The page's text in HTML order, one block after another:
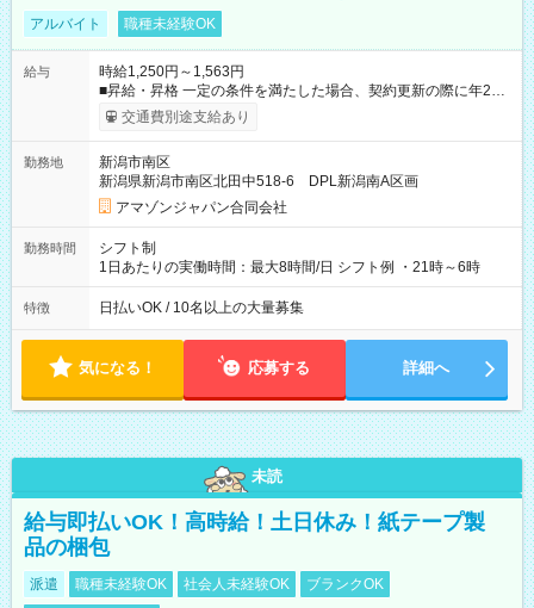
アルバイト 職種未経験OK
給与
時給1,250円～1,563円
■昇給・昇格 一定の条件を満たした場合、契約更新の際に年2回
まで昇給の機会があります。 ■正社員登用制度あり ※月末締/翌
月25日支払い ※時間外手当、別途支給 ※深夜割増賃金 (22:00～
☆Amazon直雇用で安定して働けます！ 【試用期間】試用期間
あり 試用期間の長さ：1週間 雇用形態、給与は本採用時と同じ
です。
交通費別途支給あり
勤務地
新潟市南区
新潟県新潟市南区北田中518-6 DPL新潟南A区画
アマゾンジャパン合同会社
勤務時間
シフト制
1日あたりの実働時間：最大8時間/日 シフト例 ・21時～6時
特徴 日払いOK / 10名以上の大量募集
気になる！ 応募する 詳細へ
未読
給与即払いOK！高時給！土日休み！紙テープ製
品の梱包
派遣 職種未経験OK 社会人未経験OK
ブランクOK